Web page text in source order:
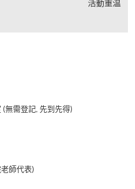
活動重温
無需登記, 先到先得)
師代表)